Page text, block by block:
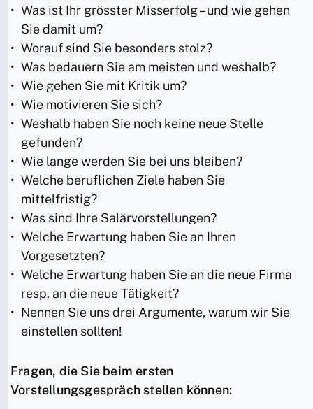
Was ist Ihr grösster Misserfolg – und wie gehen
Sie damit um?
Worauf sind Sie besonders stolz?
Was bedauern Sie am meisten und weshalb?
Wie gehen Sie mit Kritik um?
Wie motivieren Sie sich?
Weshalb haben Sie noch keine neue Stelle
gefunden?
Wie lange werden Sie bei uns bleiben?
Welche beruflichen Ziele haben Sie
mittelfristig?
Was sind Ihre Salärvorstellungen?
Welche Erwartung haben Sie an Ihren
Vorgesetzten?
Welche Erwartung haben Sie an die neue Firma
resp. an die neue Tätigkeit?
Nennen Sie uns drei Argumente, warum wir Sie
einstellen sollten!
Fragen, die Sie beim ersten
Vorstellungsgespräch stellen können: